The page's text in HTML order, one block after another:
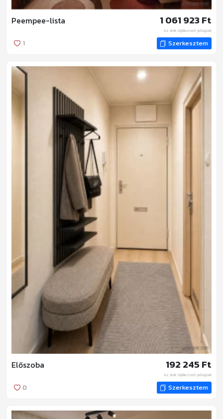
Peempee-lista 1 061 923 Ft
Az árak tájékoztató jellegűek
1 Szerkesztem
Előszoba 192 245 Ft
Az árak tájékoztató jellegűek
0 Szerkesztem